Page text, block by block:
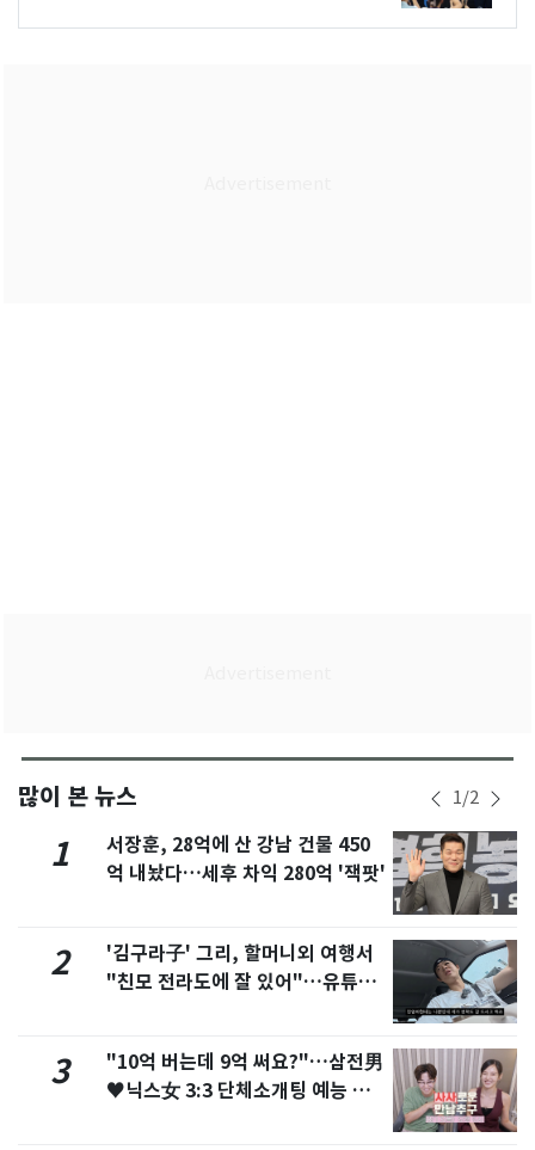
많이 본 뉴스 1/2
1
서장훈, 28억에 산 강남 건물 450
억 내놨다…세후 차익 280억 '잭팟'
2
'김구라子' 그리, 할머니외 여행서
"친모 전라도에 잘 있어"…유튜브
3
"10억 버는데 9억 써요?"…삼전男
♥닉스女 3:3 단체소개팅 예능 화